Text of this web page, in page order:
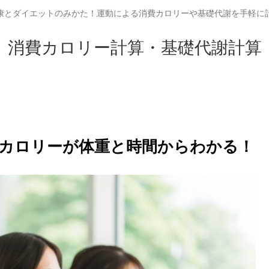
とダイエットのみかた！運動による消費カロリーや基礎代謝を手軽に
消費カロリー計算・基礎代謝計算
ロリーが体重と時間からわかる！